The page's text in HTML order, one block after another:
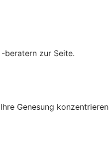
beratern zur Seite.
Genesung konzentrieren